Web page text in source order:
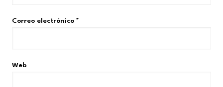
Correo electrónico *
Web